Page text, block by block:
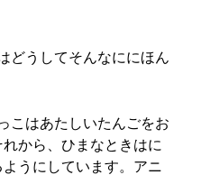
どうしてそんなににほん
こはあたしいたんごをお
から、ひまなときはに
うにしています。アニ